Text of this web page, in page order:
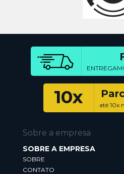
10x até 10x
Sobre a empresa
SOBRE A EMPRESA
SOBRE
CONTATO